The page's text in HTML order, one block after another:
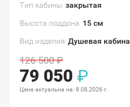
Тип кабины закрытая
Высота поддона 15 см
Вид изделия Душевая кабина
126 500 ₽
79 050 ₽
Цена актуальна на: 8.08.2026 г.